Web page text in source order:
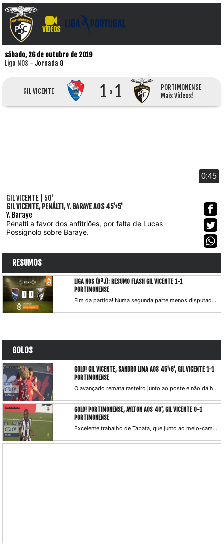
VÍDEOS
sábado, 26 de outubro de 2019
Liga NOS - Jornada 8
GIL VICENTE 1 x 1
PORTIMONENSE
Mais Vídeos!
0:45
GIL VICENTE | 50'
GIL VICENTE, PENÁLTI, Y. BARAYE AOS 45'+5'
Y. Baraye
Pénalti a favor dos anfitriões, por falta de Lucas
Possignolo sobre Baraye.
RESUMOS
LIGA NOS (8ªJ): RESUMO FLASH GIL VICENTE 1-1
PORTIMONENSE
Fim da partida! Numa segunda parte menos disputada, prevaleceram os golos do primeiro tempo, que deram um ponto a Gil Vicente FC e Portimonense, em jogo a contar para a 8.ª jornada da Liga NOS.
GOLOS
GOLO! GIL VICENTE, SANDRO LIMA AOS 45'+6', GIL VICENTE 1-1
PORTIMONENSE
O avançado remata rasteiro junto ao poste e não dá hipóteses a Ricardo Ferreira, que se estira para o lado contrário.
GOLO! PORTIMONENSE, AYLTON AOS 40', GIL VICENTE 0-1
PORTIMONENSE
Excelente trabalho de Tabata, que junto ao meio-campo recebe de costas, vira-se para a baliza e com um passe a rasgar serve o colega, que isolado pica a bola por cima de Denis. O árbitro escuta o VAR e valida o lance.